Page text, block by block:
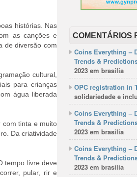
histórias. Nas
as canções e
de diversão com
cultural,
para crianças
água liberada
com tinta e muito
Da criatividade
tempo livre deve
pular, rir e
COMENTÁRIOS
Coins Everything –
Trends &
2023 em brasilia
OPC registration in
solidariedade e
Coins Everything –
Trends &
2023 em brasilia
Coins Everything –
Trends &
2023 em brasilia